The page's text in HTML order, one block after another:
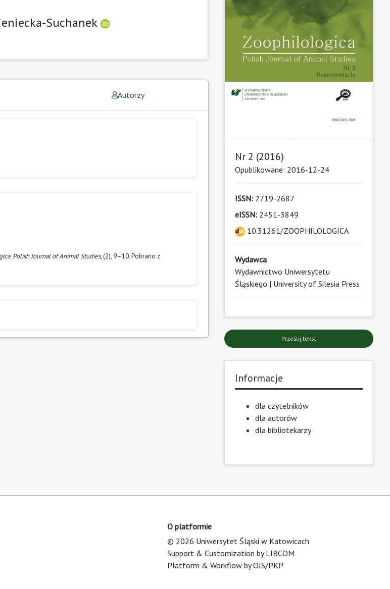
Autorzy
Polish Journal of Animal Studies, (2), 9–10. Pobrano z
Nr 2 (2016)
Opublikowane: 2016-12-24
ISSN:2719-2687
eISSN:2451-3849
10.31261/ZOOPHILOLOGICA
Wydawca
Wydawnictwo Uniwersytetu
Śląskiego | University of Silesia Press
Prześlij tekst
Informacje
dla czytelników
dla autorów
dla bibliotekarzy
O platformie
© 2026 Uniwersytet Śląski w Katowicach
Support & Customization by LIBCOM
Platform & Workflow by OJS/PKP